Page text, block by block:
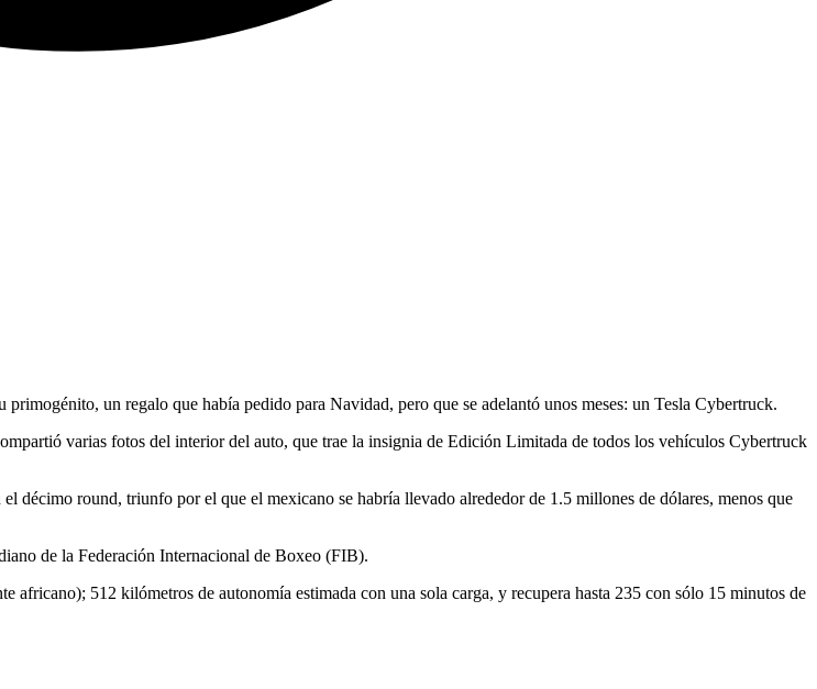
un regalo que había pedido para Navidad, pero que se adelantó unos meses: un Tesla Cybertruck.
varias fotos del interior del auto, que trae la insignia de Edición Limitada de todos los vehículos Cybertruck
décimo round, triunfo por el que el mexicano se habría llevado alrededor de 1.5 millones de dólares, menos que
de la Federación Internacional de Boxeo (FIB).
africano); 512 kilómetros de autonomía estimada con una sola carga, y recupera hasta 235 con sólo 15 minutos de